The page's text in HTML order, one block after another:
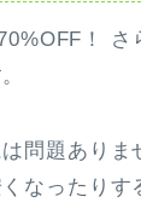
！ さ
問題ありま
なったりす